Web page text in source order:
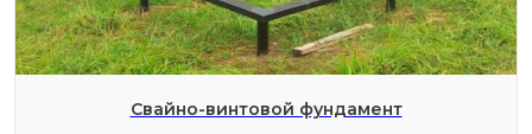
Свайно-винтовой фундамент